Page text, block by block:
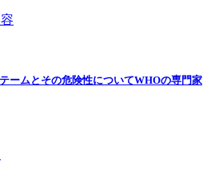
ームとその危険性についてWHOの専門家